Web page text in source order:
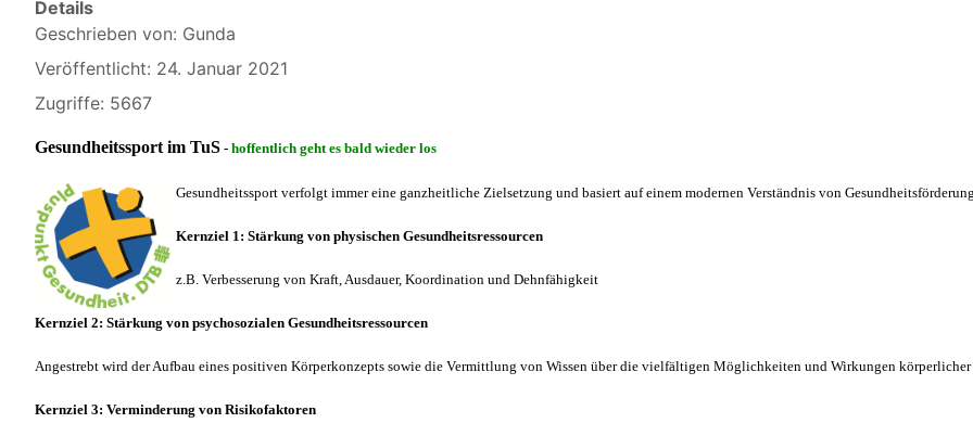
Details
Geschrieben von: Gunda
Veröffentlicht: 24. Januar 2021
Zugriffe: 5667
Gesundheitssport im TuS - hoffentlich geht es bald wieder los
Gesundheitssport verfolgt immer eine ganzheitliche Zielsetzung und basiert auf einem modernen Verständnis von
Kernziel 1: Stärkung von physischen Gesundheitsressourcen
z.B. Verbesserung von Kraft, Ausdauer, Koordination und Dehnfähigkeit
Kernziel 2: Stärkung von psychosozialen Gesundheitsressourcen
Angestrebt wird der Aufbau eines positiven Körperkonzepts sowie die Vermittlung von Wissen über die vielfältigen Möglichkeiten und Wirkungen körperlicher
Kernziel 3: Verminderung von Risikofaktoren